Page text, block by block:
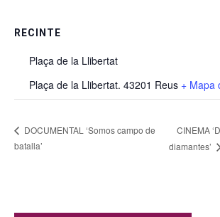
RECINTE
Plaça de la Llibertat
Plaça de la Llibertat. 43201 Reus + Mapa
DOCUMENTAL ‘Somos campo de
batalla’
CINEMA
diamantes’